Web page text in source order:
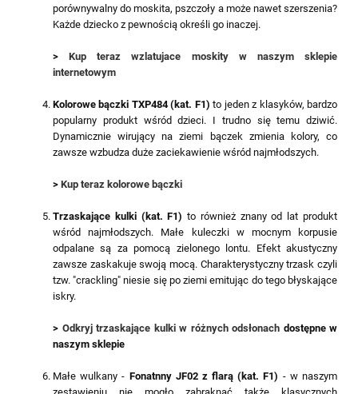
porównywalny do moskita, pszczoły a może nawet szerszenia?
Każde dziecko z pewnością określi go inaczej.
>Kup teraz wzlatujace moskity w naszym sklepie
internetowym
Kolorowe bączki TXP484 (kat. F1) to jeden z klasyków, bardzo
popularny produkt wśród dzieci. I trudno się temu dziwić.
Dynamicznie wirujący na ziemi bączek zmienia kolory, co
zawsze wzbudza duże zaciekawienie wśród najmłodszych.
> Kup teraz kolorowe bączki
Trzaskające kulki (kat. F1) to również znany od lat produkt
wśród najmłodszych. Małe kuleczki w mocnym korpusie
odpalane są za pomocą zielonego lontu. Efekt akustyczny
zawsze zaskakuje swoją mocą. Charakterystyczny trzask czyli
tzw. "crackling" niesie się po ziemi emitując do tego błyskające
iskry.
> Odkryj trzaskające kulki w różnych odsłonach dostępne w
naszym sklepie
Małe wulkany - Fonatnny JF02 z flarą (kat. F1) - w naszym